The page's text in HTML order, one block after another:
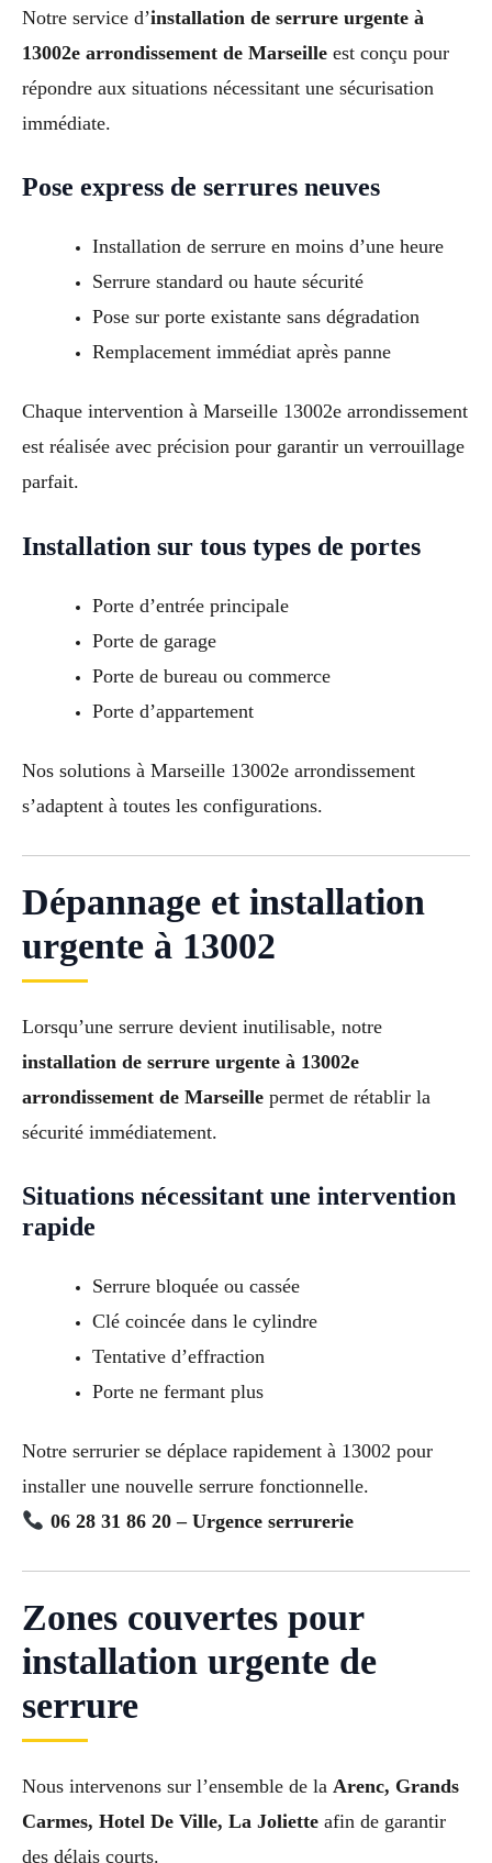
Notre service d’installation de serrure urgente à
13002e arrondissement de Marseille est conçu pour
répondre aux situations nécessitant une sécurisation
immédiate.
Pose express de serrures neuves
Installation de serrure en moins d’une heure
Serrure standard ou haute sécurité
Pose sur porte existante sans dégradation
Remplacement immédiat après panne
Chaque intervention à Marseille 13002e arrondissement
est réalisée avec précision pour garantir un verrouillage
parfait.
Installation sur tous types de portes
Porte d’entrée principale
Porte de garage
Porte de bureau ou commerce
Porte d’appartement
Nos solutions à Marseille 13002e arrondissement
s’adaptent à toutes les configurations.
Dépannage et installation
urgente à 13002
Lorsqu’une serrure devient inutilisable, notre
installation de serrure urgente à 13002e
arrondissement de Marseille permet de rétablir la
sécurité immédiatement.
Situations nécessitant une intervention
rapide
Serrure bloquée ou cassée
Clé coincée dans le cylindre
Tentative d’effraction
Porte ne fermant plus
Notre serrurier se déplace rapidement à 13002 pour
installer une nouvelle serrure fonctionnelle.
06 28 31 86 20 – Urgence serrurerie
Zones couvertes pour
installation urgente de
serrure
Nous intervenons sur l’ensemble de la Arenc, Grands
Carmes, Hotel De Ville, La Joliette afin de garantir
des délais courts.